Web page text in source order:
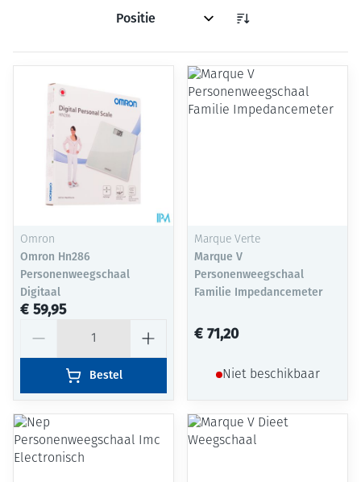
Sorteer op:
Omron
Omron Hn286
Personenweegschaal
Digitaal
€ 59,95
Bestel
Marque Verte
Marque V
Personenweegschaal
Familie Impedancemeter
€ 71,20
Niet beschikbaar